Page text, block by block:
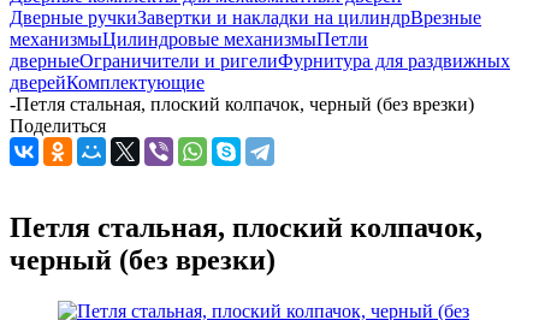
Дверные ручкиЗавертки и накладки на цилиндрВрезные
механизмыЦилиндровые механизмыПетли
дверныеОграничители и ригелиФурнитура для раздвижных
дверейКомплектующие
-Петля стальная, плоский колпачок, черный (без врезки)
Поделиться
Петля стальная, плоский колпачок,
черный (без врезки)